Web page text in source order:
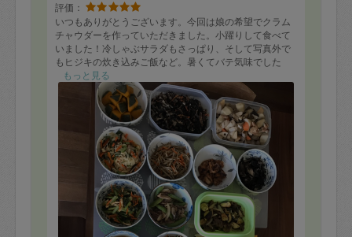
評価：
いつもありがとうございます。今回は娘の希望でクラム
チャウダーを作っていただきました。小躍りして食べて
いました！冷しゃぶサラダもさっぱり、そして写真外で
もヒジキの炊き込みご飯など。暑くてバテ気味でした
が、のりこさんのヘルシーメニューで今週も頑張れま
す。これからもよろしくお願いします。
もっと見る